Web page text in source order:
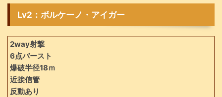
Lv2：ボルケーノ・アイガー
2way射撃
6点バースト
爆破半径18ｍ
近接信管
反動あり